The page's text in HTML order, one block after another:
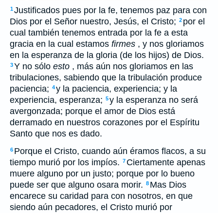
1Justificados pues por la fe, tenemos paz para con
Dios por el Señor nuestro, Jesús, el Cristo; 2 por el
cual también tenemos entrada por la fe a esta
gracia en la cual estamos firmes , y nos gloriamos
en la esperanza de la gloria (de los hijos) de Dios.
3Y no sólo esto , más aún nos gloriamos en las
tribulaciones, sabiendo que la tribulación produce
paciencia; 4y la paciencia, experiencia; y la
experiencia, esperanza; 5y la esperanza no será
avergonzada; porque el amor de Dios está
derramado en nuestros corazones por el Espíritu
Santo que nos es dado.
6 Porque el Cristo, cuando aún éramos flacos, a su
tiempo murió por los impíos. 7 Ciertamente apenas
muere alguno por un justo; porque por lo bueno
puede ser que alguno osara morir. 8 Mas Dios
encarece su caridad para con nosotros, en que
siendo aún pecadores, el Cristo murió por